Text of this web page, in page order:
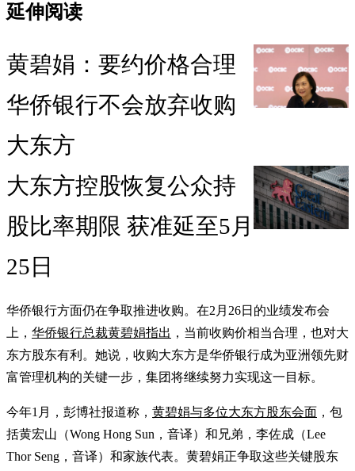
延伸阅读
黄碧娟：要约价格合理
华侨银行不会放弃收购
大东方
大东方控股恢复公众持
股比率期限 获准延至5月
25日
华侨银行方面仍在争取推进收购。在2月26日的业绩发布会
上， 华侨银行总裁黄碧娟指出 ，当前收购价相当合理，也对大
东方股东有利。她说，收购大东方是华侨银行成为亚洲领先财
富管理机构的关键一步，集团将继续努力实现这一目标。
今年1月，彭博社报道称， 黄碧娟与多位大东方股东会面 ，包
括黄宏山（Wong Hong Sun，音译）和兄弟，李佐成（Lee
Thor Seng，音译）和家族代表。黄碧娟正争取这些关键股东